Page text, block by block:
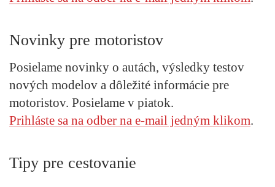
Novinky pre motoristov
Posielame novinky o autách, výsledky testov
nových modelov a dôležité informácie pre
motoristov. Posielame v piatok.
Prihláste sa na odber na e-mail jedným klikom.
Tipy pre cestovanie